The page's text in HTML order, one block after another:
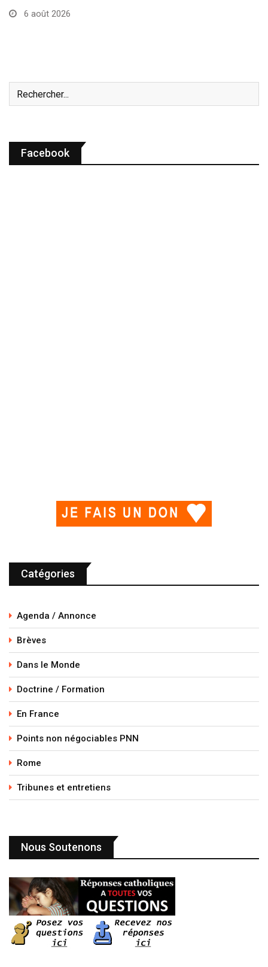
6 août 2026
Facebook
Catégories
Agenda / Annonce
Brèves
Dans le Monde
Doctrine / Formation
En France
Points non négociables PNN
Rome
Tribunes et entretiens
Nous Soutenons